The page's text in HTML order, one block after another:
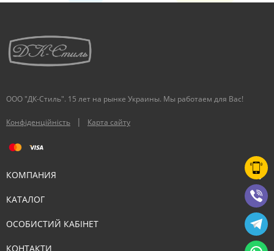
ООО "ДК-Стиль". 15 лет на рынке Украины. Мы работаем для Вас!
Конфіденційність | Карта сайту
КОМПАНИЯ
КАТАЛОГ
ОСОБИСТИЙ КАБІНЕТ
КОНТАКТИ